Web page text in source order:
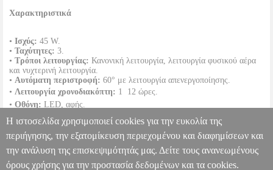
Χαρακτηριστικά
• Ισχύς: 45 W.
• Ταχύτητες: 3.
• Τρόποι λειτουργίας: Κανονική λειτουργία, λειτουργία φυσικού αέρα
και νυχτερινή λειτουργία.
• Αυτόματη περιστροφή: 60° με λειτουργία απενεργοποίησης.
• Λειτουργία χρονοδιακόπτη: 1  12 ώρες.
• Οθόνη: LED, αφής.
• Ύψος:112 cm.
•Εγγύηση: 2 χρόνια.DOA 7 ημερών
ΑΝΕΜΙΣΤΗΡΑΣ ΠΥΡΓΟΣ 45W TROTEC TVE32T 112CM ΜΕ
RC HAP.003708 HAP.003708 TROTEC TROTEC ΑΝΕΜΙΣΤΗΡΕΣ
Η ιστοσελίδα χρησιμοποιεί cookies για την ευκολία της
περιήγησης, την εξατομίκευση περιεχομένου και διαφημίσεων και
την ανάλυση της επισκεψιμότητάς μας. Δείτε τους ανανεωμένους
όρους χρήσης για την προστασία δεδομένων και τα cookies.